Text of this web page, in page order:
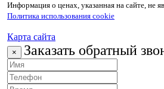
Информация о ценах, указанная на сайте, не
Политика использования cookie
Карта сайта
× Заказать обратный